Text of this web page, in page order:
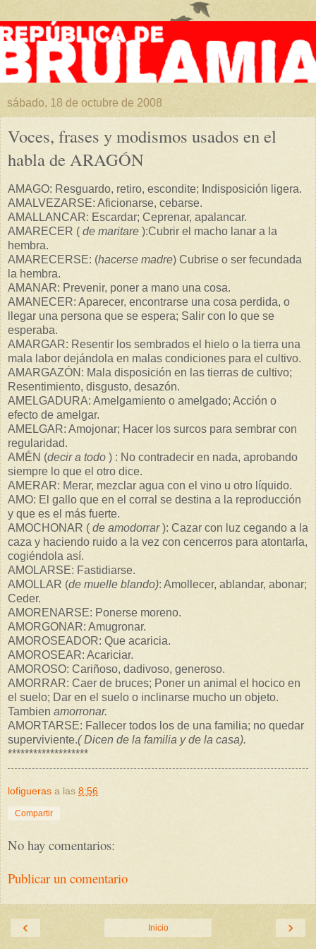
sábado, 18 de octubre de 2008
Voces, frases y modismos usados en el
habla de ARAGÓN
AMAGO: Resguardo, retiro, escondite; Indisposición ligera.
AMALVEZARSE: Aficionarse, cebarse.
AMALLANCAR: Escardar; Ceprenar, apalancar.
AMARECER ( de maritare ):Cubrir el macho lanar a la
hembra.
AMARECERSE: (hacerse madre) Cubrise o ser fecundada
la hembra.
AMANAR: Prevenir, poner a mano una cosa.
AMANECER: Aparecer, encontrarse una cosa perdida, o
llegar una persona que se espera; Salir con lo que se
esperaba.
AMARGAR: Resentir los sembrados el hielo o la tierra una
mala labor dejándola en malas condiciones para el cultivo.
AMARGAZÓN: Mala disposición en las tierras de cultivo;
Resentimiento, disgusto, desazón.
AMELGADURA: Amelgamiento o amelgado; Acción o
efecto de amelgar.
AMELGAR: Amojonar; Hacer los surcos para sembrar con
regularidad.
AMÉN (decir a todo ) : No contradecir en nada, aprobando
siempre lo que el otro dice.
AMERAR: Merar, mezclar agua con el vino u otro líquido.
AMO: El gallo que en el corral se destina a la reproducción
y que es el más fuerte.
AMOCHONAR ( de amodorrar): Cazar con luz cegando a la
caza y haciendo ruido a la vez con cencerros para atontarla,
cogiéndola así.
AMOLARSE: Fastidiarse.
AMOLLAR (de muelle blando): Amollecer, ablandar, abonar;
Ceder.
AMORENARSE: Ponerse moreno.
AMORGONAR: Amugronar.
AMOROSEADOR: Que acaricia.
AMOROSEAR: Acariciar.
AMOROSO: Cariñoso, dadivoso, generoso.
AMORRAR: Caer de bruces; Poner un animal el hocico en
el suelo; Dar en el suelo o inclinarse mucho un objeto.
Tambien amorronar.
AMORTARSE: Fallecer todos los de una familia; no quedar
superviviente.( Dicen de la familia y de la casa).
*******************
lofigueras a las 8:56
Compartir
No hay comentarios:
Publicar un comentario
‹ ›
Inicio